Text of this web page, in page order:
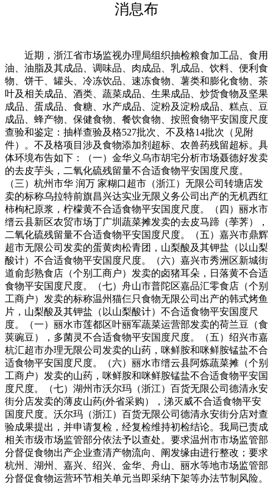
消息布
近期，浙江省市场监视办理局组织抽检粮食加工品、食用
油、油脂及其成品、调味品、肉成品、乳成品、饮料、便利食
物、饼干、罐头、冷冻饮品、速冻食物、薯类和膨化食物、茶
叶及相关成品、酒类、蔬菜成品、生果成品、炒货食物及坚果
成品、蛋成品、食糖、水产成品、淀粉及淀粉成品、糕点、豆
成品、蜂产物、保健食物、餐饮食物、按照食物平安国度尺度
查验和鉴定：抽样查验及格527批次、不及格14批次（见附
件）。不及格项目涉及食物添加剂超标、农兽药残留超标。具
体环境布告如下：（一）金华义乌市胡宅分析市场聂德好发卖
的去皮芋头，二氧化硫残留量不合适食物平安国度尺度。
（三）杭州市华 润万 家糊口超市（浙江）无限公司转塘店发
卖的标称乌拉特前旗昌兴达实业无限义务公司出产的无机西红
柿枸杞原浆，柠檬黄不合适食物平安国度尺度。（四）丽水市
缙云县新区农贸市场丁广圳蔬菜摊发卖的去皮马蹄（荸荠），
二氧化硫残留量不合适食物平安国度尺度。（五）嘉兴市鼎辉
超市无限公司发卖的蛋黄肉松青团，山梨酸及其钾盐（以山梨
酸计）不合适食物平安国度尺度。（六）嘉兴市秀洲区新城街
道俞彭熟食店（个别工商户）发卖的卤猪耳朵，日落黄不合适
食物平安国度尺度。（七）舟山市普陀区嘉品汇零食店（个别
工商户）发卖的标称温州猫仨只食物无限公司出产的韩式烤鱼
片，山梨酸及其钾盐（以山梨酸计）不合适食物平安国度尺
度。（一）丽水市莲都区叶丽军蔬菜运营部发卖的荷兰豆（食
荚豌豆），多菌灵不合适食物平安国度尺度。（五）绍兴市嘉
杭汇超市办理无限公司发卖的山药，咪鲜胺和咪鲜胺锰盐不合
适食物平安国度尺度。（六）丽水市缙云县阿炼蔬菜摊（个别
工商户）发卖的山药，咪鲜胺和咪鲜胺锰盐不合适食物平安国
度尺度。（七）湖州市沃尔玛（浙江）百货无限公司德清永安
街分店发卖的薄皮山药(外省采购），涕灭威不合适食物平安
国度尺度。沃尔玛（浙江）百货无限公司德清永安街分店对查
验成果提出，并申请复检，经复检维持初检结论。我局已责成
相关市级市场监管部分依法予以查处。要求温州市市场监管部
分督促食物出产企业查清产物流向、阐发缘由进行整改；要求
杭州、湖州、嘉兴、绍兴、金华、舟山、丽水等地市场监管部
分督促食物运营环节相关单元当即采纳下架等办法节制风险。